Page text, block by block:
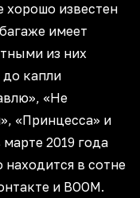
хорошо известен
имеет
из них
до капли
«Не
«Принцесса» и
2019 года
находится в сотне
и BOOM.